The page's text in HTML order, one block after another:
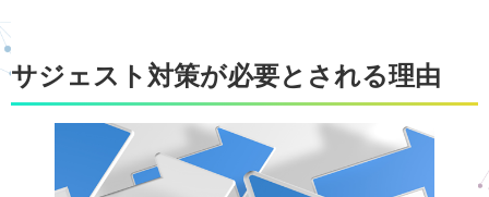
サジェスト対策が必要とされる理由